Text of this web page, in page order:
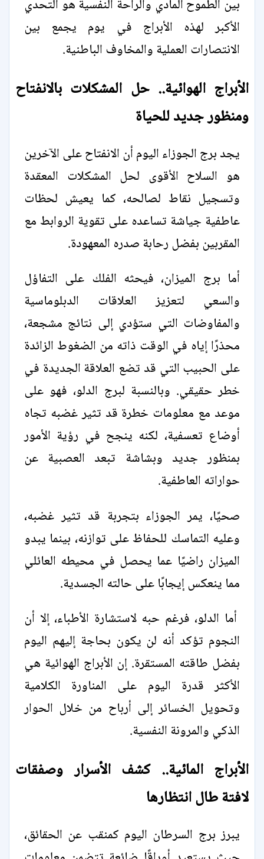
بين الطموح المادي والراحة النفسية هو التحدي
الأكبر لهذه الأبراج في يوم يجمع بين
الانتصارات العملية والمخاوف الباطنية.
الأبراج الهوائية.. حل المشكلات بالانفتاح
ومنظور جديد للحياة
يجد برج الجوزاء اليوم أن الانفتاح على الآخرين
هو السلاح الأقوى لحل المشكلات المعقدة
وتسجيل نقاط لصالحه، كما يعيش لحظات
عاطفية جياشة تساعده على تقوية الروابط مع
المقربين بفضل رحابة صدره المعهودة.
أما برج الميزان، فيحثه الفلك على التفاؤل
والسعي لتعزيز العلاقات الدبلوماسية
والمفاوضات التي ستؤدي إلى نتائج مشجعة،
محذرًا إياه في الوقت ذاته من الضغوط الزائدة
على الحبيب التي قد تضع العلاقة الجديدة في
خطر حقيقي. وبالنسبة لبرج الدلو، فهو على
موعد مع معلومات خطرة قد تثير غضبه تجاه
أوضاع تعسفية، لكنه ينجح في رؤية الأمور
بمنظور جديد وبشاشة تبعد العصبية عن
حواراته العاطفية.
صحيًا، يمر الجوزاء بتجربة قد تثير غضبه،
وعليه التماسك للحفاظ على توازنه، بينما يبدو
الميزان راضيًا عما يحصل في محيطه العائلي
مما ينعكس إيجابًا على حالته الجسدية.
أما الدلو، فرغم حبه لاستشارة الأطباء، إلا أن
النجوم تؤكد أنه لن يكون بحاجة إليهم اليوم
بفضل طاقته المستقرة. إن الأبراج الهوائية هي
الأكثر قدرة اليوم على المناورة الكلامية
وتحويل الخسائر إلى أرباح من خلال الحوار
الذكي والمرونة النفسية.
الأبراج المائية.. كشف الأسرار وصفقات
لافتة طال انتظارها
يبرز برج السرطان اليوم كمنقب عن الحقائق،